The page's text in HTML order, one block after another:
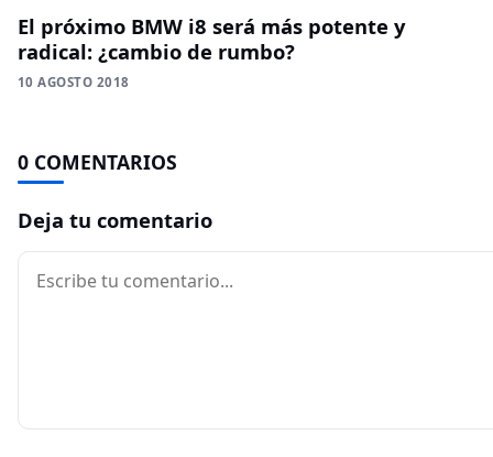
El próximo BMW i8 será más potente y
radical: ¿cambio de rumbo?
10 AGOSTO 2018
0 COMENTARIOS
Deja tu comentario
Comentario